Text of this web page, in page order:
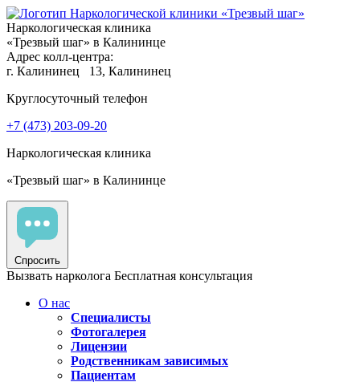
Наркологическая клиника
«Трезвый шаг» в Калининце
Адрес колл-центра:
г. Калининец
13, Калининец
Круглосуточный телефон
+7 (473) 203-09-20
Наркологическая клиника
«Трезвый шаг» в Калининце
Спросить
Вызвать нарколога Бесплатная консультация
О нас
Специалисты
Фотогалерея
Лицензии
Родственникам зависимых
Пациентам